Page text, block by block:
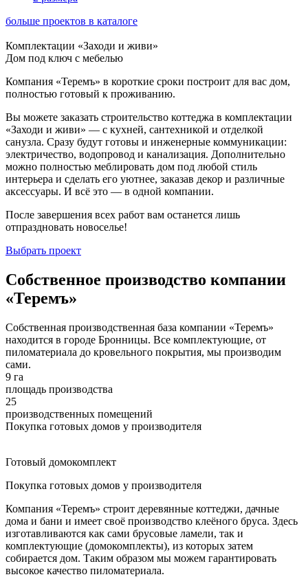
больше проектов в каталоге
Комплектации «Заходи и живи»
Дом под ключ с мебелью
Компания «Теремъ» в короткие сроки построит для вас дом,
полностью готовый к проживанию.
Вы можете заказать строительство коттеджа в комплектации
«Заходи и живи» — с кухней, сантехникой и отделкой
санузла. Сразу будут готовы и инженерные коммуникации:
электричество, водопровод и канализация. Дополнительно
можно полностью меблировать дом под любой стиль
интерьера и сделать его уютнее, заказав декор и различные
аксессуары. И всё это — в одной компании.
После завершения всех работ вам останется лишь
отпраздновать новоселье!
Выбрать проект
Собственное производство компании
«Теремъ»
Собственная производственная база компании «Теремъ»
находится в городе Бронницы. Все комплектующие, от
пиломатериала до кровельного покрытия, мы производим
сами.
9 га
площадь производства
25
производственных помещений
Покупка готовых домов у производителя
Готовый домокомплект
Покупка готовых домов у производителя
Компания «Теремъ» строит деревянные коттеджи, дачные
дома и бани и имеет своё производство клеёного бруса. Здесь
изготавливаются как сами брусовые ламели, так и
комплектующие (домокомплекты), из которых затем
собирается дом. Таким образом мы можем гарантировать
высокое качество пиломатериала.